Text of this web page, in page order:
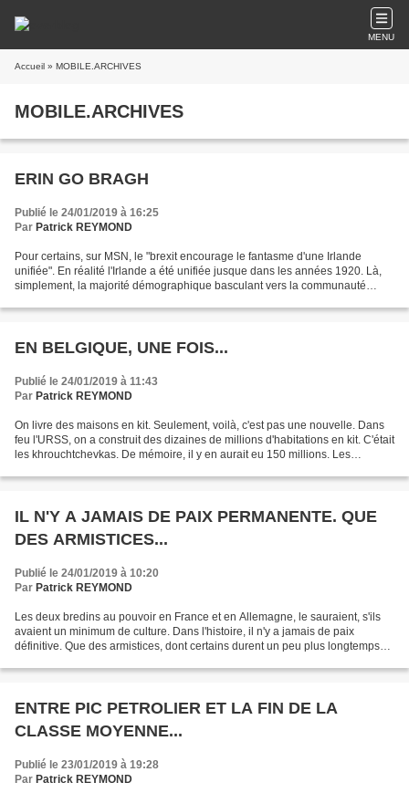
MENU
Accueil » MOBILE.ARCHIVES
MOBILE.ARCHIVES
ERIN GO BRAGH
Publié le 24/01/2019 à 16:25
Par Patrick REYMOND
Pour certains, sur MSN, le "brexit encourage le fantasme d'une Irlande
unifiée". En réalité l'Irlande a été unifiée jusque dans les années 1920. Là,
simplement, la majorité démographique basculant vers la communauté
EN BELGIQUE, UNE FOIS...
Publié le 24/01/2019 à 11:43
Par Patrick REYMOND
On livre des maisons en kit. Seulement, voilà, c'est pas une nouvelle. Dans
feu l'URSS, on a construit des dizaines de millions d'habitations en kit. C'était
les khrouchtchevkas. De mémoire, il y en aurait eu 150 millions. Les
IL N'Y A JAMAIS DE PAIX PERMANENTE. QUE
DES ARMISTICES...
Publié le 24/01/2019 à 10:20
Par Patrick REYMOND
Les deux bredins au pouvoir en France et en Allemagne, le sauraient, s'ils
avaient un minimum de culture. Dans l'histoire, il n'y a jamais de paix
définitive. Que des armistices, dont certains durent un peu plus longtemps
ENTRE PIC PETROLIER ET LA FIN DE LA
CLASSE MOYENNE...
Publié le 23/01/2019 à 19:28
Par Patrick REYMOND